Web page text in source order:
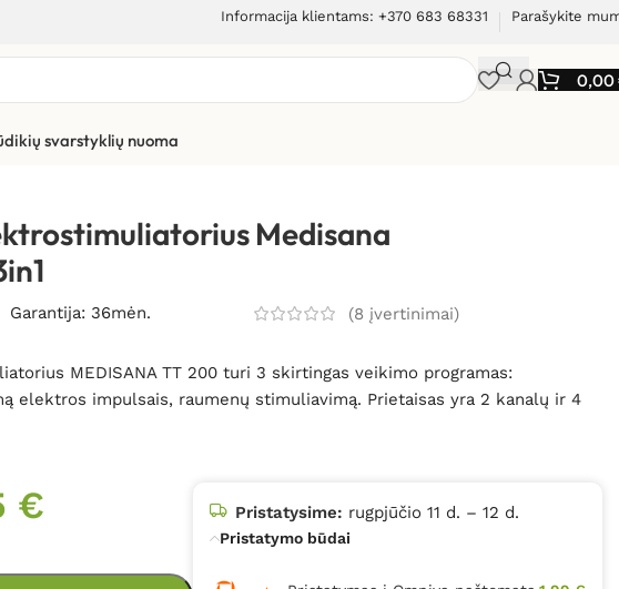
Informacija klientams: +370 683 68331 Parašykite
0,00
svarstyklių nuoma
Medisana
Garantija: 36mėn. (8įvertinimai)
MEDISANA TT 200 turi 3 skirtingas veikimo programas:
elektros impulsais, raumenų stimuliavimą. Prietaisas yra 2 kanalų ir 4
€ Pristatysime: rugpjūčio 11 d. – 12 d.
Pristatymo būdai